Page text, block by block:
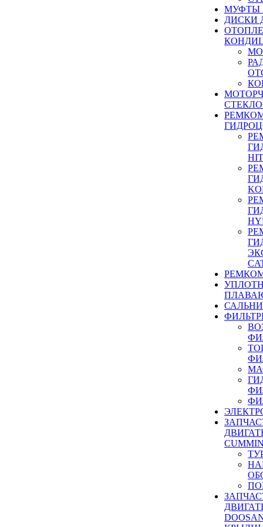
МУФТЫ
ДИСКИ